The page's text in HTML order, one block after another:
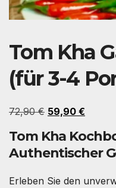
Tom Kha
(für 3-4
72,90€ Ursprünglicher
Preis
war:
59,90 €
Preis
Tom Kha
Authentischer
Erleben Sie den